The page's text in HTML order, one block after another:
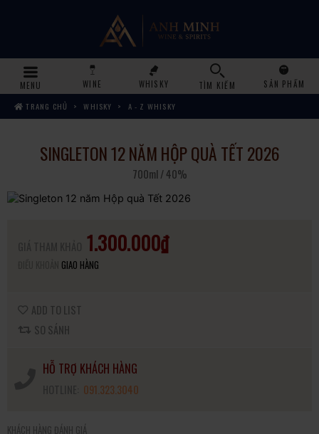
MENU WINE WHISKY TÌM KIẾM
SẢN PHẨM
TRANG CHỦ
WHISKY A - Z WHISKY
SINGLETON 12 NĂM HỘP QUÀ TẾT 2026
700ml / 40%
1.300.000₫
GIAO HÀNG
ADD TO LIST
SO SÁNH
HỖ TRỢ KHÁCH HÀNG
091.323.3040
KHÁCH HÀNG ĐÁNH GIÁ